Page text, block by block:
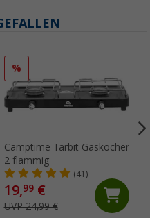
%
Camptime Tarbit Gaskocher
2 flammig
(41)
19,99€
UVP 24,99 €